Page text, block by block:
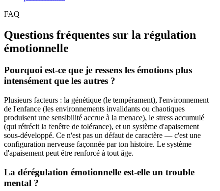
FAQ
Questions fréquentes sur la régulation
émotionnelle
Pourquoi est-ce que je ressens les émotions plus
intensément que les autres ?
Plusieurs facteurs : la génétique (le tempérament), l'environnement
de l'enfance (les environnements invalidants ou chaotiques
produisent une sensibilité accrue à la menace), le stress accumulé
(qui rétrécit la fenêtre de tolérance), et un système d'apaisement
sous-développé. Ce n'est pas un défaut de caractère — c'est une
configuration nerveuse façonnée par ton histoire. Le système
d'apaisement peut être renforcé à tout âge.
La dérégulation émotionnelle est-elle un trouble
mental ?